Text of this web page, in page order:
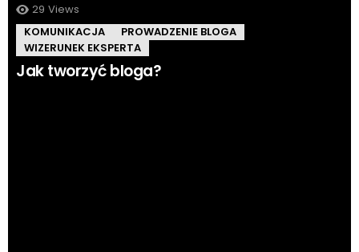
29 Views
KOMUNIKACJA
PROWADZENIE BLOGA
WIZERUNEK EKSPERTA
Jak tworzyć bloga?